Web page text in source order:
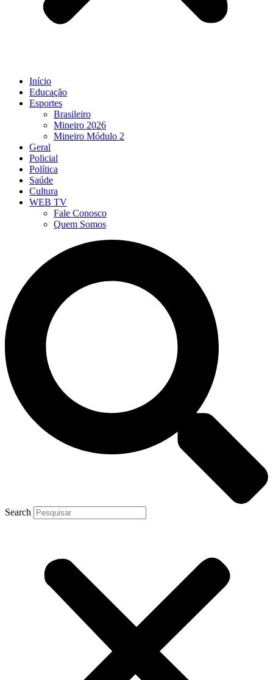
Início
Educação
Esportes
Brasileiro
Mineiro 2026
Mineiro Módulo 2
Geral
Policial
Política
Saúde
Cultura
WEB TV
Fale Conosco
Quem Somos
Search